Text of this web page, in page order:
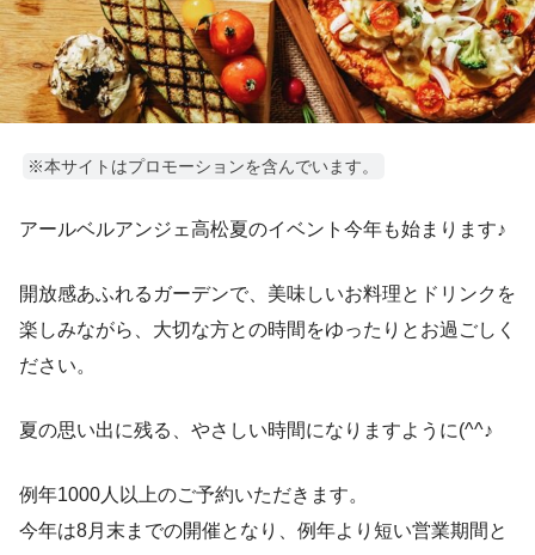
※本サイトはプロモーションを含んでいます。
アールベルアンジェ高松夏のイベント今年も始まります♪
開放感あふれるガーデンで、美味しいお料理とドリンクを
楽しみながら、大切な方との時間をゆったりとお過ごしく
ださい。
夏の思い出に残る、やさしい時間になりますように(^^♪
例年1000人以上のご予約いただきます。
今年は8月末までの開催となり、例年より短い営業期間と